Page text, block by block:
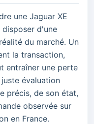
une Jaguar XE
d'une
du marché. Un
la transaction,
entraîner une perte
évaluation
précis, de son état,
observée sur
en France.